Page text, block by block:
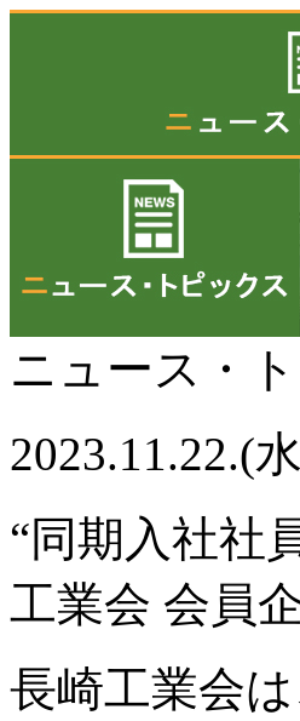
ニュース・
2023.11.22.(
“同期入社社
工業会 会員
長崎工業会